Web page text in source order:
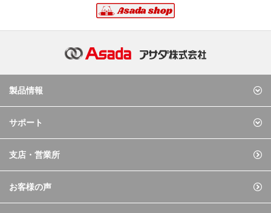
製品情報
サポート
支店・営業所
お客様の声